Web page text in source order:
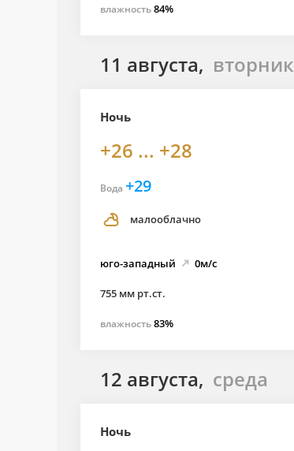
влажность84%
11 августа, вторник
Ночь
+26 ... +28
Вода +29
малооблачно
юго-западный 0м/с
755 мм рт.ст.
влажность83%
12 августа, среда
Ночь